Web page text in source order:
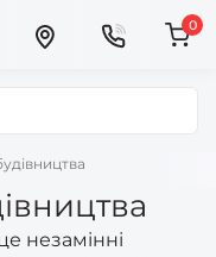
0
незамінні